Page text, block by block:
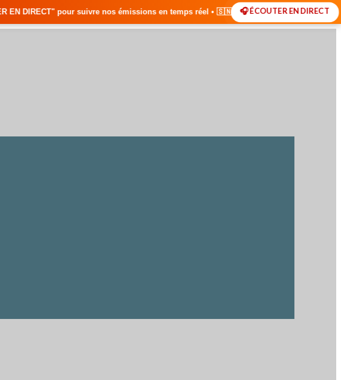
suivre nos émissions en temps réel • 🇸🇳 Actualités du Sénégal • 🌍 Actualités
🎧 ÉCOUTER EN DIRECT